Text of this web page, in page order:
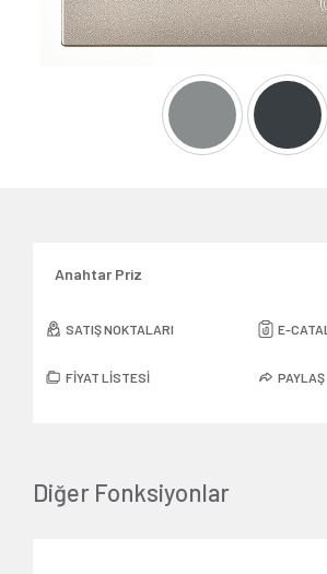
Anahtar Priz
SATIŞ NOKTALARI E-
FİYAT LİSTESİ PAYLAŞ
Diğer Fonksiyonlar